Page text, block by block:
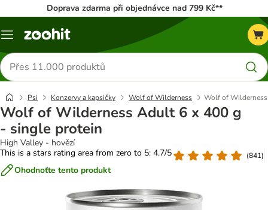
Doprava zdarma při objednávce nad 799 Kč**
Menu
Hledat
produkty
Psi Konzervy a kapsičky Wolf of Wilderness Wolf of
Wolf of Wilderness Adult 6 x 400 g
- single protein
High Valley - hovězí
This is a stars rating area from zero to 5: 4.7/5
(841)
Ohodnoťte tento produkt